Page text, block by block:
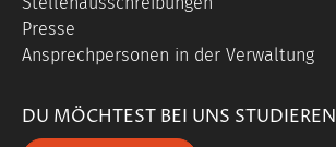
Presse
Ansprechpersonen in der Verwaltung
DU MÖCHTEST BEI UNS